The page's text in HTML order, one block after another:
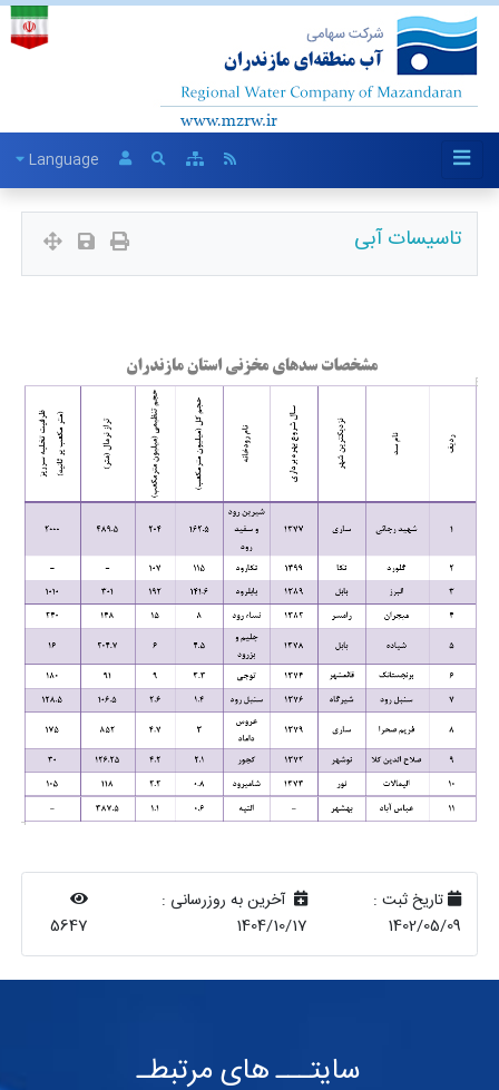
Language
تاسیسات آبی
تاریخ ثبت :
1402/05/09
آخرین به روزرسانی :
1404/10/17
5647
سایتـــ های مرتبطـ